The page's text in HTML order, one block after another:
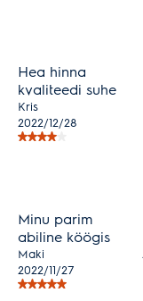
Hea hinna
kvaliteedi suhe
Kris
2022/12/28
Minu parim
abiline köögis
Maki
2022/11/27